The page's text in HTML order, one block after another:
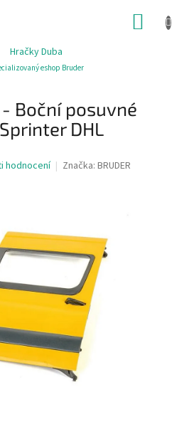
Hračky Duba
eshop Bruder
Boční posuvné
DHL
hodnocení Značka: BRUDER